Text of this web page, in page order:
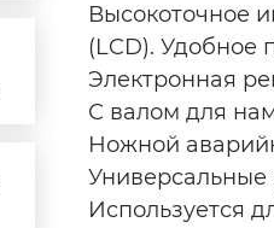
Высокоточное
(LCD).
Электронная
С валом для
Ножной
Универсальные
Используется